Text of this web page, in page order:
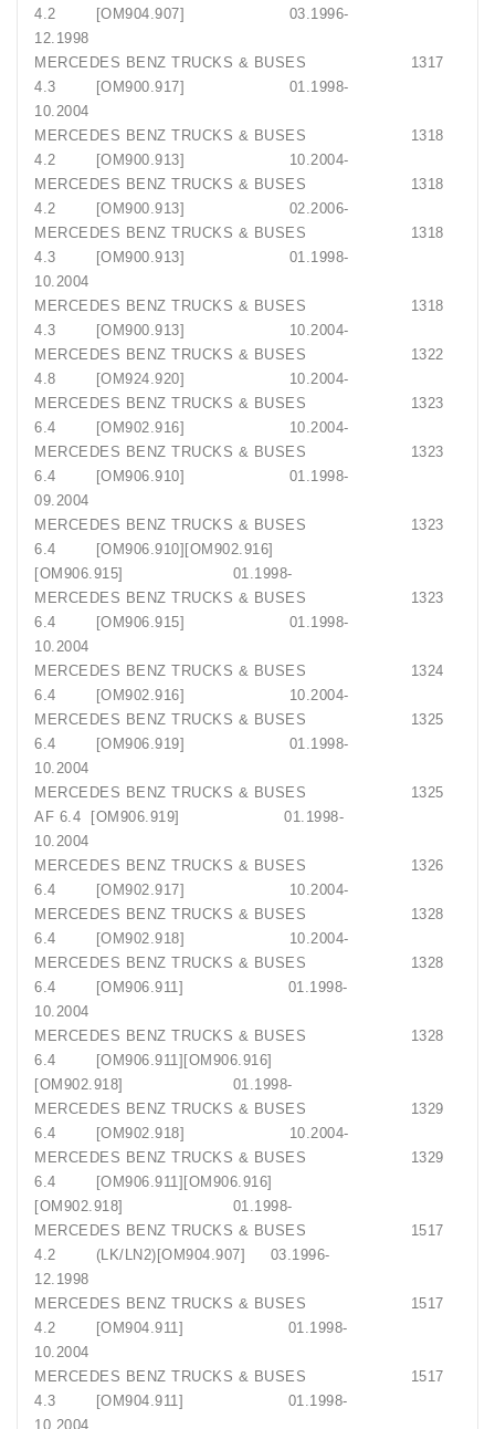
4.2 [OM904.907] 03.1996-
12.1998
MERCEDES BENZ TRUCKS & BUSES 1317
4.3 [OM900.917] 01.1998-
10.2004
MERCEDES BENZ TRUCKS & BUSES 1318
4.2 [OM900.913] 10.2004-
MERCEDES BENZ TRUCKS & BUSES 1318
4.2 [OM900.913] 02.2006-
MERCEDES BENZ TRUCKS & BUSES 1318
4.3 [OM900.913] 01.1998-
10.2004
MERCEDES BENZ TRUCKS & BUSES 1318
4.3 [OM900.913] 10.2004-
MERCEDES BENZ TRUCKS & BUSES 1322
4.8 [OM924.920] 10.2004-
MERCEDES BENZ TRUCKS & BUSES 1323
6.4 [OM902.916] 10.2004-
MERCEDES BENZ TRUCKS & BUSES 1323
6.4 [OM906.910] 01.1998-
09.2004
MERCEDES BENZ TRUCKS & BUSES 1323
6.4 [OM906.910][OM902.916]
[OM906.915] 01.1998-
MERCEDES BENZ TRUCKS & BUSES 1323
6.4 [OM906.915] 01.1998-
10.2004
MERCEDES BENZ TRUCKS & BUSES 1324
6.4 [OM902.916] 10.2004-
MERCEDES BENZ TRUCKS & BUSES 1325
6.4 [OM906.919] 01.1998-
10.2004
MERCEDES BENZ TRUCKS & BUSES 1325
AF 6.4 [OM906.919] 01.1998-
10.2004
MERCEDES BENZ TRUCKS & BUSES 1326
6.4 [OM902.917] 10.2004-
MERCEDES BENZ TRUCKS & BUSES 1328
6.4 [OM902.918] 10.2004-
MERCEDES BENZ TRUCKS & BUSES 1328
6.4 [OM906.911] 01.1998-
10.2004
MERCEDES BENZ TRUCKS & BUSES 1328
6.4 [OM906.911][OM906.916]
[OM902.918] 01.1998-
MERCEDES BENZ TRUCKS & BUSES 1329
6.4 [OM902.918] 10.2004-
MERCEDES BENZ TRUCKS & BUSES 1329
6.4 [OM906.911][OM906.916]
[OM902.918] 01.1998-
MERCEDES BENZ TRUCKS & BUSES 1517
4.2 (LK/LN2)[OM904.907] 03.1996-
12.1998
MERCEDES BENZ TRUCKS & BUSES 1517
4.2 [OM904.911] 01.1998-
10.2004
MERCEDES BENZ TRUCKS & BUSES 1517
4.3 [OM904.911] 01.1998-
10.2004